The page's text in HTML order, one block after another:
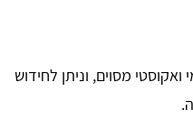
מסוים, וניתן לחידוש